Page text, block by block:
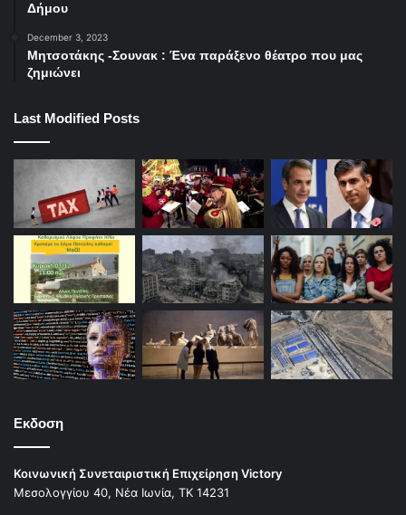
Δήμου
December 3, 2023
Μητσοτάκης -Σουνακ : Ένα παράξενο θέατρο που μας
ζημιώνει
Last Modified Posts
Εκδοση
Κοινωνική Συνεταιριστική Επιχείρηση Victory
Μεσολογγίου 40, Νέα Ιωνία, ΤΚ 14231